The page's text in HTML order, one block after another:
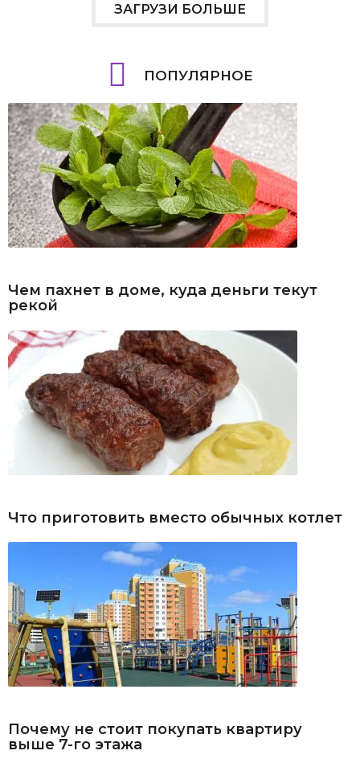
ЗАГРУЗИ БОЛЬШЕ
ПОПУЛЯРНОЕ
Чем пахнет в доме, куда деньги текут
рекой
Что приготовить вместо обычных котлет
Почему не стоит покупать квартиру
выше 7-го этажа